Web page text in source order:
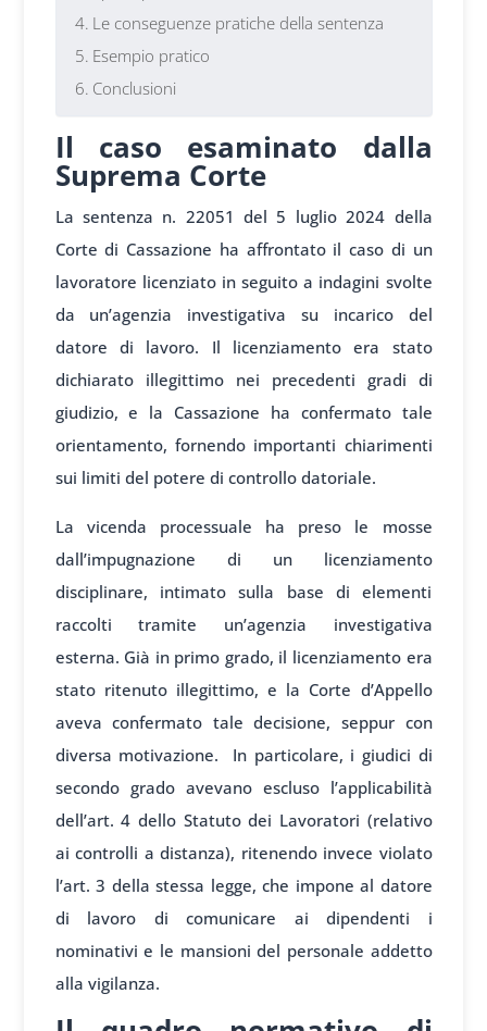
Le conseguenze pratiche della sentenza
Esempio pratico
Conclusioni
Il caso esaminato dalla
Suprema Corte
La sentenza n. 22051 del 5 luglio 2024 della
Corte di Cassazione ha affrontato il caso di un
lavoratore licenziato in seguito a indagini svolte
da un’agenzia investigativa su incarico del
datore di lavoro. Il licenziamento era stato
dichiarato illegittimo nei precedenti gradi di
giudizio, e la Cassazione ha confermato tale
orientamento, fornendo importanti chiarimenti
sui limiti del potere di controllo datoriale.
La vicenda processuale ha preso le mosse
dall’impugnazione di un licenziamento
disciplinare, intimato sulla base di elementi
raccolti tramite un’agenzia investigativa
esterna. Già in primo grado, il licenziamento era
stato ritenuto illegittimo, e la Corte d’Appello
aveva confermato tale decisione, seppur con
diversa motivazione. In particolare, i giudici di
secondo grado avevano escluso l’applicabilità
dell’art. 4 dello Statuto dei Lavoratori (relativo
ai controlli a distanza), ritenendo invece violato
l’art. 3 della stessa legge, che impone al datore
di lavoro di comunicare ai dipendenti i
nominativi e le mansioni del personale addetto
alla vigilanza.